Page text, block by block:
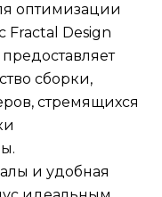
оптимизации
Fractal Design
сборки,
стремящихся
и удобная